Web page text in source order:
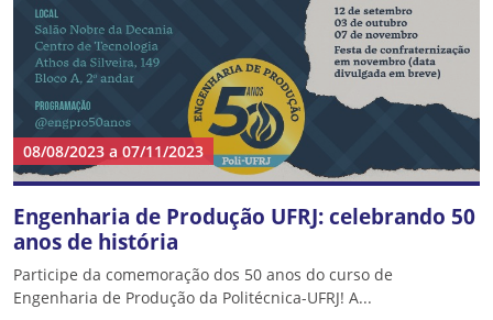
08/08/2023 a 07/11/2023
Engenharia de Produção UFRJ: celebrando 50
anos de história
Participe da comemoração dos 50 anos do curso de
Engenharia de Produção da Politécnica-UFRJ! A...